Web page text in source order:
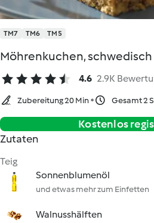
TM7 TM6 TM5
Möhrenkuchen, schwedisch
4.6 2.9K
Zubereitung 20 Min Gesamt 2
Kostenlos
Zutaten
Teig
Sonnenblumenöl
und etwas mehr zum Einfetten
Walnusshälften